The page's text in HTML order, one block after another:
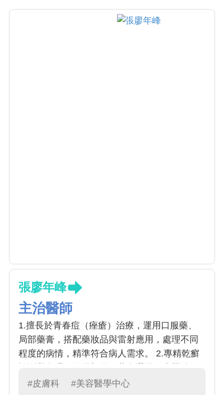
張廖年峰
主治醫師
1.擅長於青春痘（痤瘡）治療，運用口服藥、
局部藥膏，搭配藥妝品與雷射應用，處理不同
程度的病情，精準符合病人需求。 2.專精乾癬
療，傳統口服用藥，進階到注射生物製劑，達
#皮膚科 #美容醫學中心